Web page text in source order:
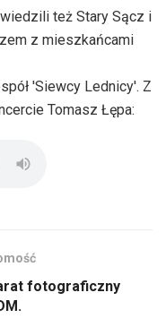
też Stary Sącz i
z mieszkańcami
'Siewcy Lednicy'. Z
Tomasz Łępa:
fotograficzny